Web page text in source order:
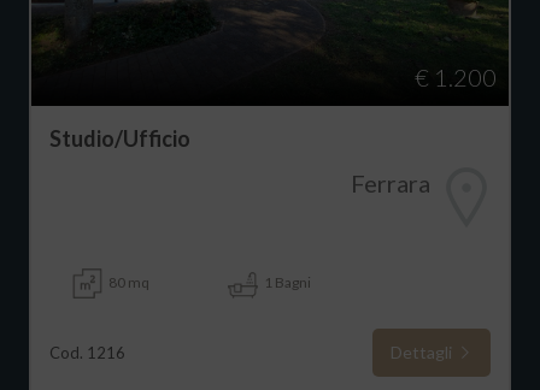
€ 1.200
Studio/Ufficio
Ferrara
80 mq 1 Bagni
Cod. 1216 Dettagli